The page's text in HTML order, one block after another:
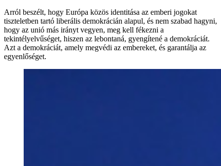
Arról beszélt, hogy Európa közös identitása az emberi jogokat
tiszteletben tartó liberális demokrácián alapul, és nem szabad hagyni,
hogy az unió más irányt vegyen, meg kell fékezni a
tekintélyelvűséget, hiszen az lebontaná, gyengítené a demokráciát.
Azt a demokráciát, amely megvédi az embereket, és garantálja az
egyenlőséget.